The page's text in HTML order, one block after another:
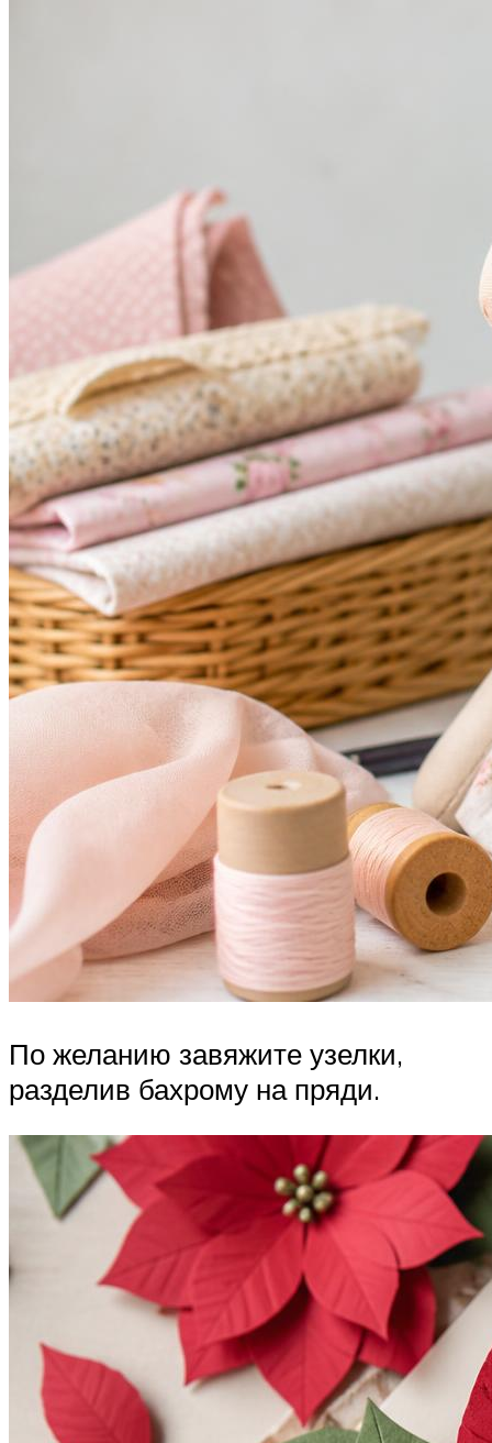
По желанию завяжите узелки,
разделив бахрому на пряди.